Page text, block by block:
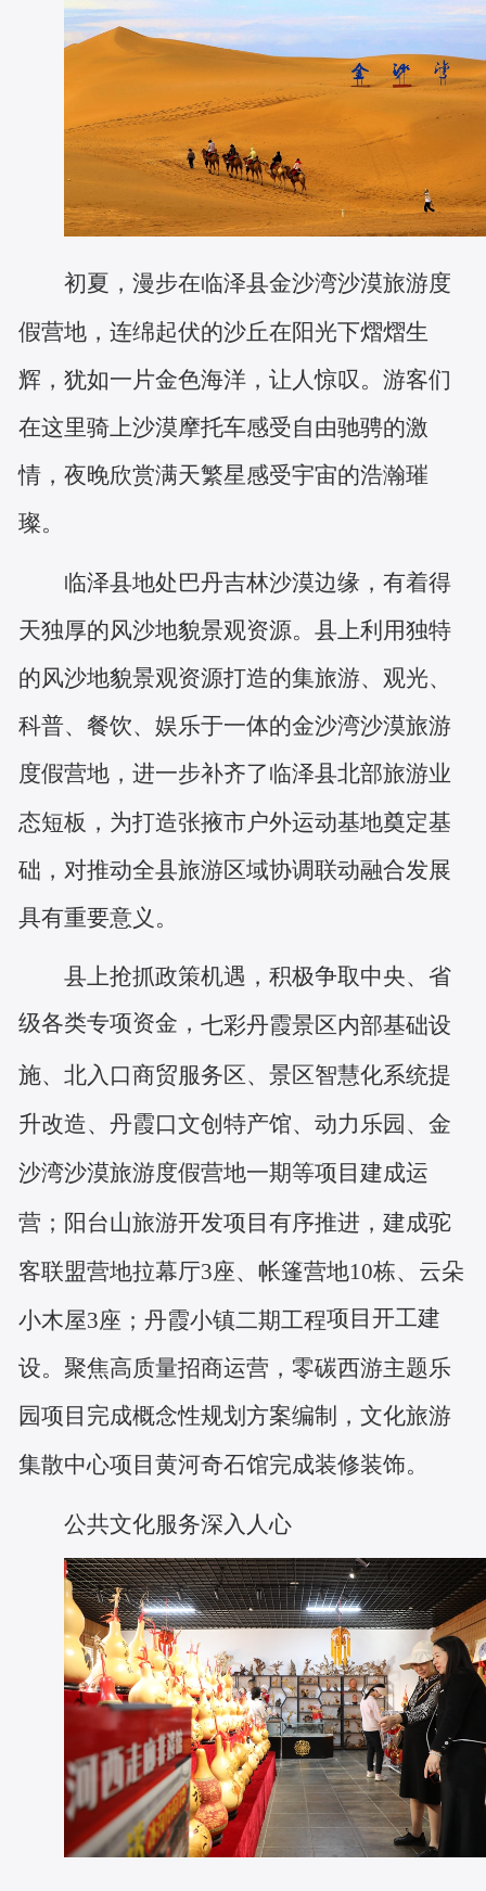
初夏，漫步在临泽县金沙湾沙漠旅游度
假营地，连绵起伏的沙丘在阳光下熠熠生
辉，犹如一片金色海洋，让人惊叹。游客们
在这里骑上沙漠摩托车感受自由驰骋的激
情，夜晚欣赏满天繁星感受宇宙的浩瀚璀
璨。
临泽县地处巴丹吉林沙漠边缘，有着得
天独厚的风沙地貌景观资源。县上利用独特
的风沙地貌景观资源打造的集旅游、观光、
科普、餐饮、娱乐于一体的金沙湾沙漠旅游
度假营地，进一步补齐了临泽县北部旅游业
态短板，为打造张掖市户外运动基地奠定基
础，对推动全县旅游区域协调联动融合发展
具有重要意义。
县上抢抓政策机遇，积极争取中央、省
级各类专项资金，七彩丹霞景区内部基础设
施、北入口商贸服务区、景区智慧化系统提
升改造、丹霞口文创特产馆、动力乐园、金
沙湾沙漠旅游度假营地一期等项目建成运
营；阳台山旅游开发项目有序推进，建成驼
客联盟营地拉幕厅3座、帐篷营地10栋、云朵
小木屋3座；丹霞小镇二期工程项目开工建
设。聚焦高质量招商运营，零碳西游主题乐
园项目完成概念性规划方案编制，文化旅游
集散中心项目黄河奇石馆完成装修装饰。
公共文化服务深入人心